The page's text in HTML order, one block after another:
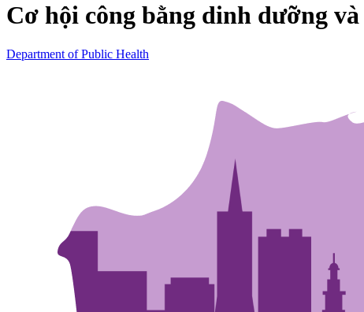
Cơ hội công bằng dinh dưỡng
Department of Public Health